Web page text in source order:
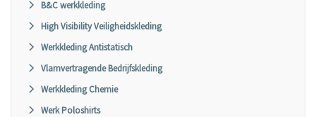
B&C werkkleding
High Visibility Veiligheidskleding
Werkkleding Antistatisch
Vlamvertragende Bedrijfskleding
Werkkleding Chemie
Werk Poloshirts